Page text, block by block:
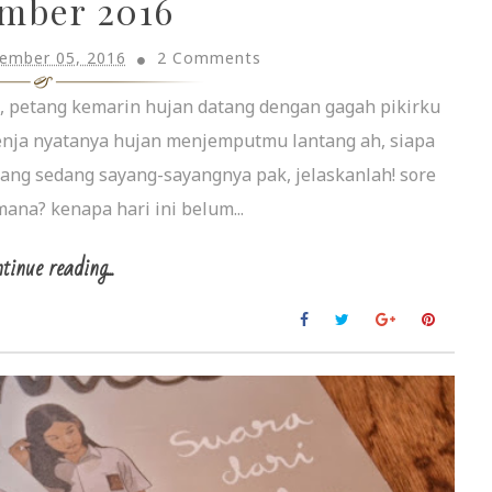
2016
05, 2016 2 Comments
petang kemarin hujan datang dengan gagah pikirku
nyatanya hujan menjemputmu lantang ah, siapa
sedang sayang-sayangnya pak, jelaskanlah! sore
kenapa hari ini belum...
reading...